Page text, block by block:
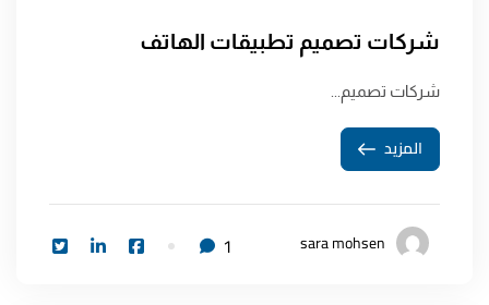
شركات تصميم تطبيقات الهاتف
شركات تصميم...
المزيد
sara mohsen
1